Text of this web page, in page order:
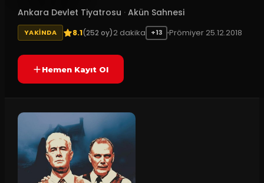
Ankara Devlet Tiyatrosu · Akün Sahnesi
YAKINDA 8.1(252 oy)2 dakika +13 Prömiyer 25.12.2018
Hemen Kayıt Ol